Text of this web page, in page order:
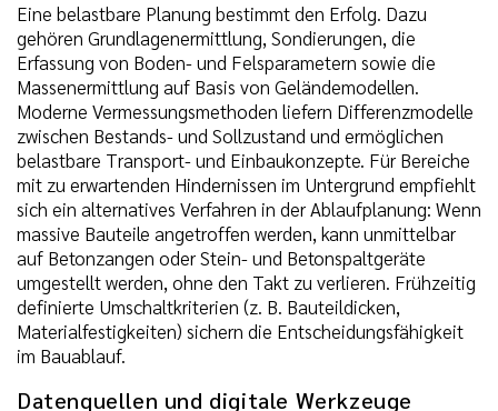
Eine belastbare Planung bestimmt den Erfolg. Dazu
gehören Grundlagenermittlung, Sondierungen, die
Erfassung von Boden- und Felsparametern sowie die
Massenermittlung auf Basis von Geländemodellen.
Moderne Vermessungsmethoden liefern Differenzmodelle
zwischen Bestands- und Sollzustand und ermöglichen
belastbare Transport- und Einbaukonzepte. Für Bereiche
mit zu erwartenden Hindernissen im Untergrund empfiehlt
sich ein alternatives Verfahren in der Ablaufplanung: Wenn
massive Bauteile angetroffen werden, kann unmittelbar
auf Betonzangen oder Stein- und Betonspaltgeräte
umgestellt werden, ohne den Takt zu verlieren. Frühzeitig
definierte Umschaltkriterien (z. B. Bauteildicken,
Materialfestigkeiten) sichern die Entscheidungsfähigkeit
im Bauablauf.
Datenquellen und digitale Werkzeuge